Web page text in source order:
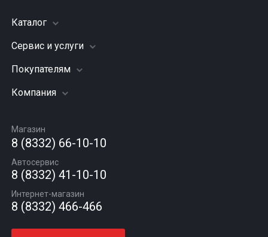
Каталог
Шины
Грузовые шины
Диски
Автомасла
Сервис и услуги
Заправка кондиционера
Подвеска (ходовая часть)
Шиномонтаж
Покупателям
Акции
Гарантии и возврат
Компания
Вакансии
Новости
Статьи
Контакты
Магазин
8 (8332) 66-10-10
Автосервис
8 (8332) 41-10-10
Интернет-магазин
8 (8332) 466-466